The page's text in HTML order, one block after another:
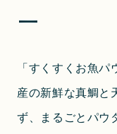
ー
「すくすくお魚
産の新鮮な真鯛と
ず、まるごとパウ